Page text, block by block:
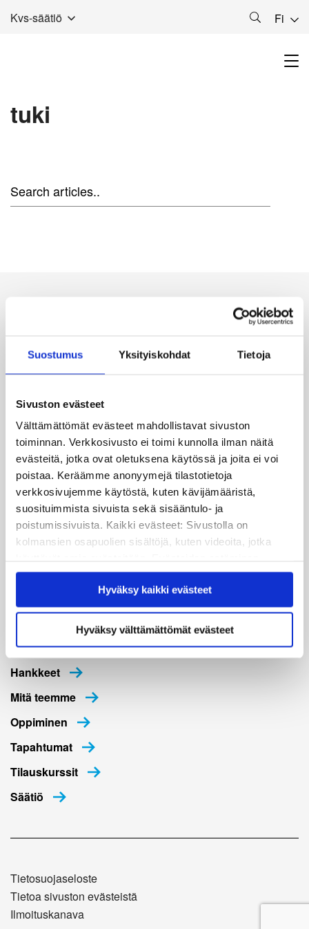
Suostumus Yksityiskohdat Tietoja
Sivuston evästeet
Välttämättömät evästeet mahdollistavat sivuston
toiminnan. Verkkosivusto ei toimi kunnolla ilman näitä
evästeitä, jotka ovat oletuksena käytössä ja joita ei voi
poistaa. Keräämme anonyymejä tilastotietoja
verkkosivujemme käytöstä, kuten kävijämääristä,
suosituimmista sivuista sekä sisääntulo- ja
poistumissivuista. Kaikki evästeet: Sivustolla on
kolmansien osapuolien sisältöjä, kuten videoita, jotka
saattaa estää näiden sisältöjen näkymisen.
Hyväksymällä kaikki evästeet varmistat, että kaikki
sisältö on käytettävissäsi.
Hyväksy kaikki evästeet
Hyväksy välttämättömät evästeet
Kvs-säätiö Fi
tuki
Museokatu 18, FI-00100 Helsinki, käyntiosoite
Cygnaeuksenkatu 4
Katso tarkemmat yhteystiedot
Tilaa uutiskirje
Seuraa meitä
Linkedin
Bluesky
Ajankohtaista
Hankkeet
Mitä teemme
Oppiminen
Tapahtumat
Tilauskurssit
Säätiö
Tietosuojaseloste
Tietoa sivuston evästeistä
Ilmoituskanava